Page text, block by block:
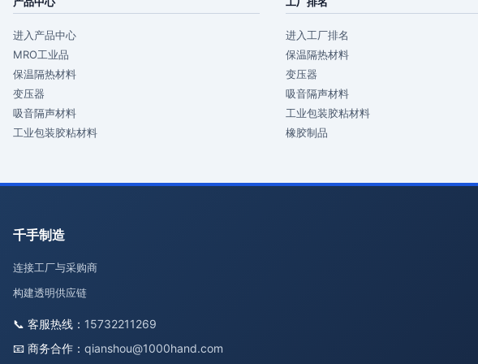
进入产品中心
MRO工业品
保温隔热材料
变压器
吸音隔声材料
工业包装胶粘材料
进入工厂排名
保温隔热材料
变压器
吸音隔声材料
工业包装胶粘材料
橡胶制品
千手制造
连接工厂与采购商
构建透明供应链
📞 客服热线： 15732211269
📧 商务合作： qianshou@1000hand.com